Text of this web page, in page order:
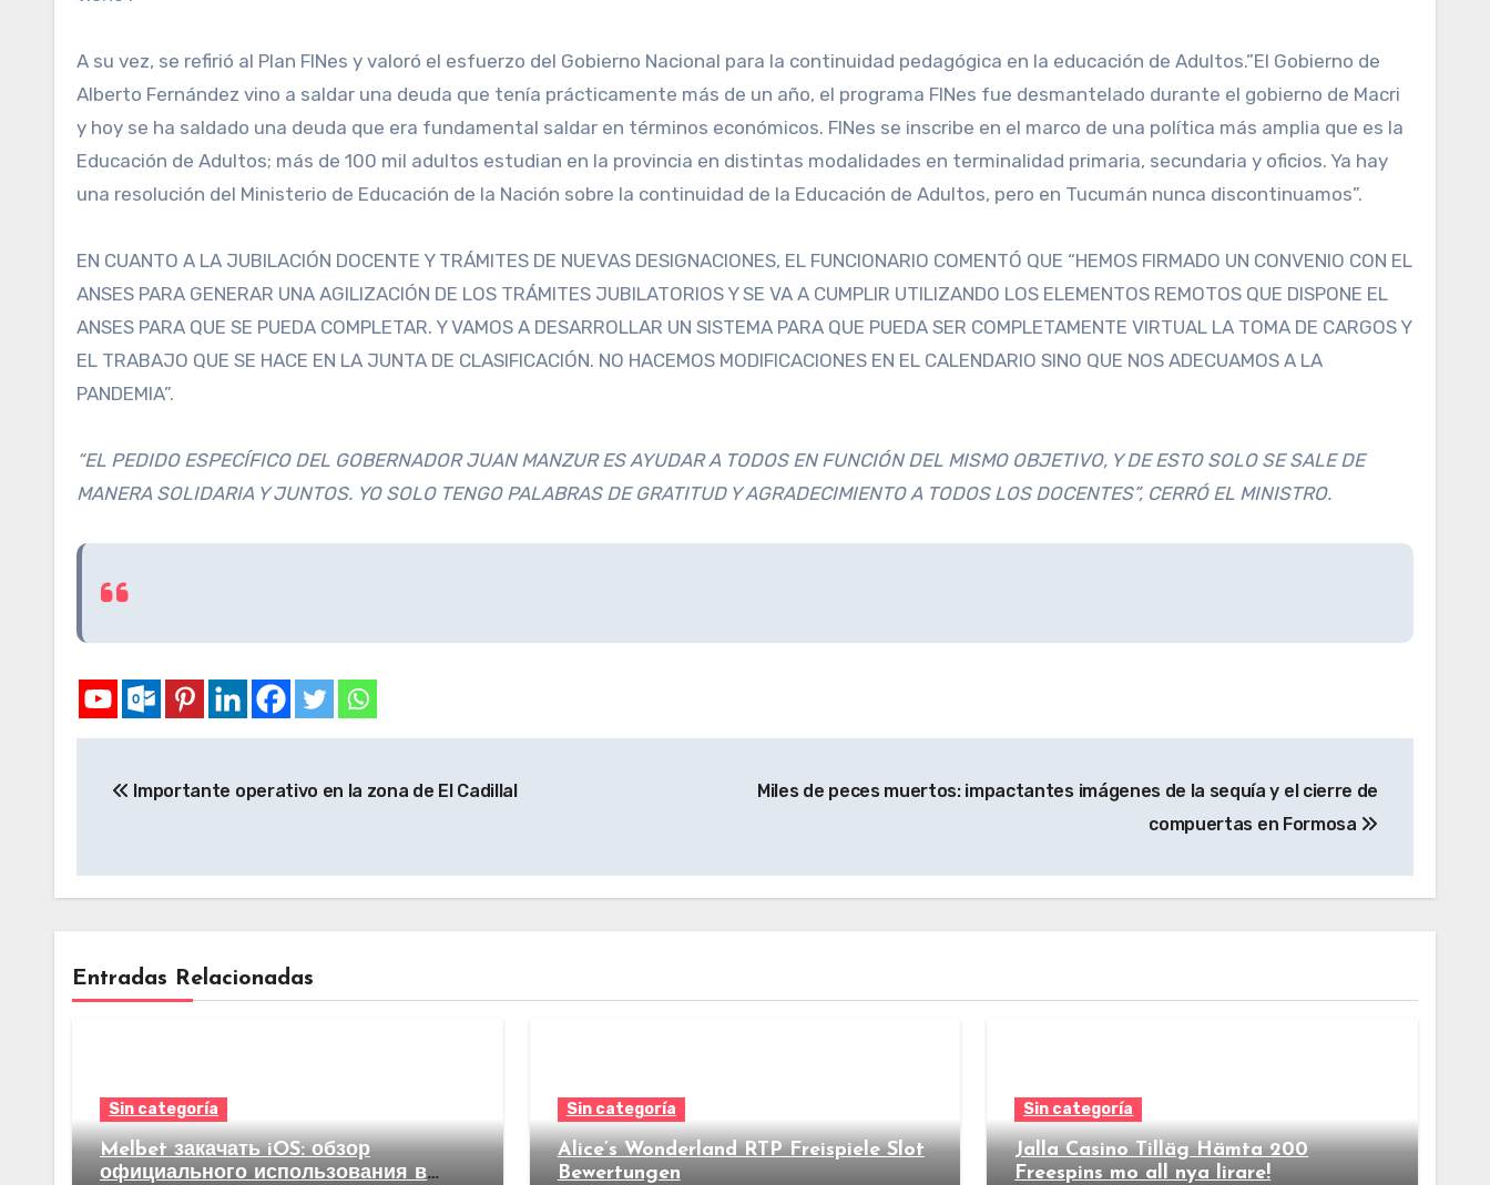
A su vez, se refirió al Plan FINes y valoró el esfuerzo del Gobierno Nacional para la continuidad pedagógica en la educación de Adultos.”El Gobierno de
Alberto Fernández vino a saldar una deuda que tenía prácticamente más de un año, el programa FINes fue desmantelado durante el gobierno de Macri
y hoy se ha saldado una deuda que era fundamental saldar en términos económicos. FINes se inscribe en el marco de una política más amplia que es la
Educación de Adultos; más de 100 mil adultos estudian en la provincia en distintas modalidades en terminalidad primaria, secundaria y oficios. Ya hay
una resolución del Ministerio de Educación de la Nación sobre la continuidad de la Educación de Adultos, pero en Tucumán nunca discontinuamos”.
EN CUANTO A LA JUBILACIÓN DOCENTE Y TRÁMITES DE NUEVAS DESIGNACIONES, EL FUNCIONARIO COMENTÓ QUE “HEMOS FIRMADO UN CONVENIO CON EL
ANSES PARA GENERAR UNA AGILIZACIÓN DE LOS TRÁMITES JUBILATORIOS Y SE VA A CUMPLIR UTILIZANDO LOS ELEMENTOS REMOTOS QUE DISPONE EL
ANSES PARA QUE SE PUEDA COMPLETAR. Y VAMOS A DESARROLLAR UN SISTEMA PARA QUE PUEDA SER COMPLETAMENTE VIRTUAL LA TOMA DE CARGOS Y
EL TRABAJO QUE SE HACE EN LA JUNTA DE CLASIFICACIÓN. NO HACEMOS MODIFICACIONES EN EL CALENDARIO SINO QUE NOS ADECUAMOS A LA
PANDEMIA”.
“EL PEDIDO ESPECÍFICO DEL GOBERNADOR JUAN MANZUR ES AYUDAR A TODOS EN FUNCIÓN DEL MISMO OBJETIVO, Y DE ESTO SOLO SE SALE DE
MANERA SOLIDARIA Y JUNTOS. YO SOLO TENGO PALABRAS DE GRATITUD Y AGRADECIMIENTO A TODOS LOS DOCENTES”, CERRÓ EL MINISTRO.
Importante operativo en la zona de El Cadillal
Miles de peces muertos: impactantes imágenes de la sequía y el cierre de
compuertas en Formosa
Entradas Relacionadas
Sin categoría
Melbet закачать iOS: обзор
официального использования в
Sin categoría
Alice’s Wonderland RTP Freispiele Slot
Bewertungen
Sin categoría
Jalla Casino Tilläg Hämta 200
Freespins mo all nya lirare!